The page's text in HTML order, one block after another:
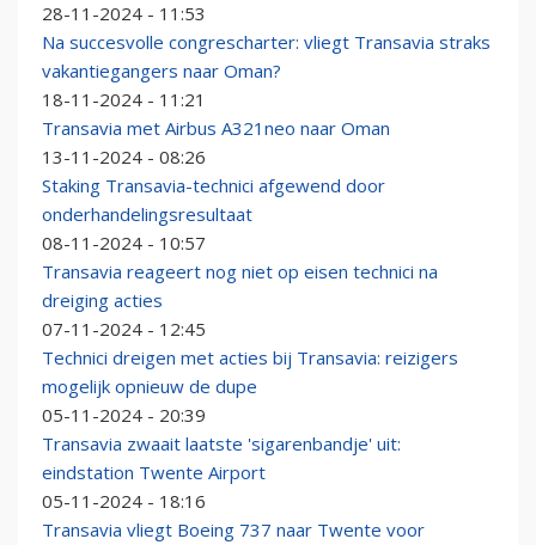
28-11-2024 - 11:53
Na succesvolle congrescharter: vliegt Transavia straks
vakantiegangers naar Oman?
18-11-2024 - 11:21
Transavia met Airbus A321neo naar Oman
13-11-2024 - 08:26
Staking Transavia-technici afgewend door
onderhandelingsresultaat
08-11-2024 - 10:57
Transavia reageert nog niet op eisen technici na
dreiging acties
07-11-2024 - 12:45
Technici dreigen met acties bij Transavia: reizigers
mogelijk opnieuw de dupe
05-11-2024 - 20:39
Transavia zwaait laatste 'sigarenbandje' uit:
eindstation Twente Airport
05-11-2024 - 18:16
Transavia vliegt Boeing 737 naar Twente voor